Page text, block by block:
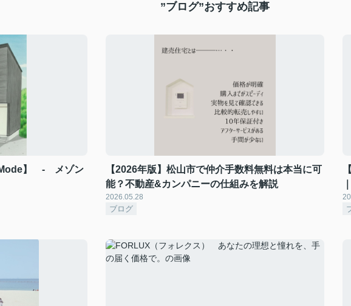
”ブログ”おすすめ記事
Mode】 - メゾン
【2026年版】松山市で仲介手数料無料は本当に可
能？不動産&カンパニーの仕組みを解説
2026.05.28
ブログ